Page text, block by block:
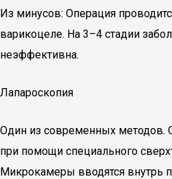
Из минусов: Операция
варикоцеле. На 3–4 стадии
неэффективна.
Лапароскопия
Один из современных методов.
при помощи специального
Микрокамеры вводятся внутрь